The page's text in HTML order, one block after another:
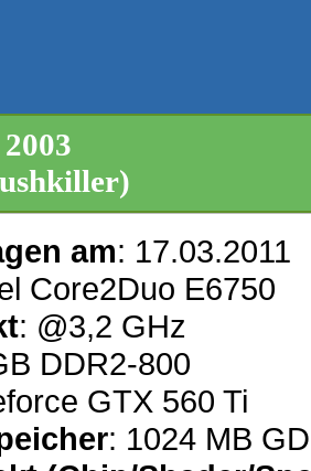
am: 17.03.2011
Core2Duo E6750
: @3,2 GHz
DDR2-800
GTX 560 Ti
: 1024 MB